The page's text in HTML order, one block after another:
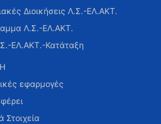
Διοικήσεις Λ.Σ.-ΕΛ.ΑΚΤ.
Λ.Σ.-ΕΛ.ΑΚΤ.
ΕΛ.ΑΚΤ.-Κατάταξη
εφαρμογές
Στοιχεία